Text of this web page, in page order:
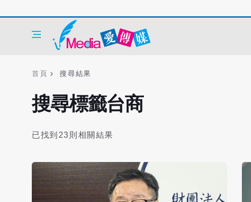
首頁 搜尋結果
搜尋標籤台商
已找到23則相關結果